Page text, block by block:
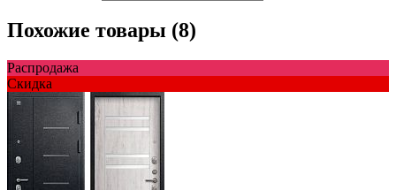
Похожие товары (8)
Распродажа
Скидка